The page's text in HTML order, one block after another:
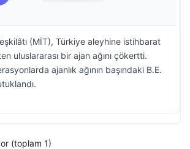
(MİT), Türkiye aleyhine istihbarat
uluslararası bir ajan ağını çökertti.
ajanlık ağının başındaki B.E.
(toplam 1)